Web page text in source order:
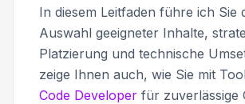
In diesem Leitfaden führe ich Sie
Auswahl geeigneter Inhalte,
Platzierung und technische
zeige Ihnen auch, wie Sie mit
Code Developer für zuverlässige